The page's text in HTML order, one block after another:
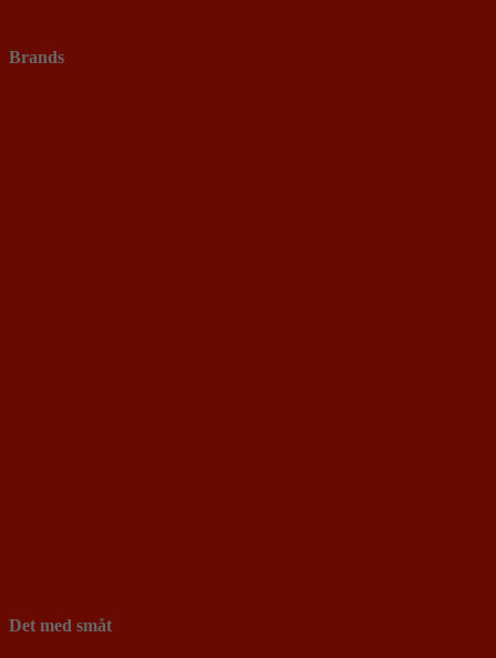
Brands
Det med småt